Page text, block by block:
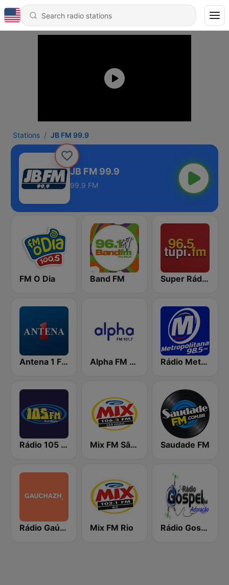
Stations JB FM 99.9
JB FM 99.9
99.9 FM
FM O Dia Band FM Super Rádio Tupi
Antena 1 FM Alpha FM 101.7 Rádio Metropolitana 98.5 FM
Rádio 105 FM Mix FM São Paulo Saudade FM
Rádio Gaúcha ZH Mix FM Rio Rádio Gospel Adoração